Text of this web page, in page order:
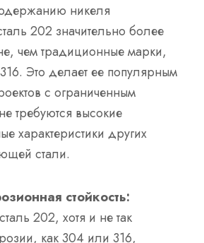
никеля
202 значительно более
чем традиционные марки,
Это делает ее популярным
с ограниченным
требуются высокие
характеристики других
стали.
стойкость:
202, хотя и не так
как 304 или 316,